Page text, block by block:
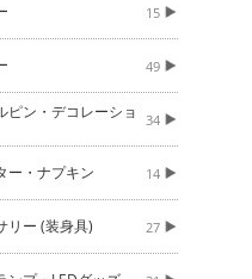
15
49
ピン・デコレーショ 34
ー・ナプキン 14
リー (装身具) 27